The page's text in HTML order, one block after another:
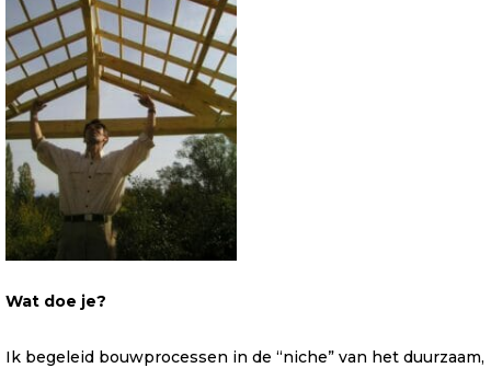
Wat doe je?
Ik begeleid bouwprocessen in de “niche” van het duurzaam,